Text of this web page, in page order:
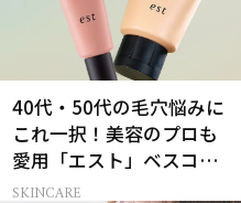
40代・50代の毛穴悩みに
これ一択！美容のプロも
愛用「エスト」ベスコス
受賞コスメ
SKINCARE